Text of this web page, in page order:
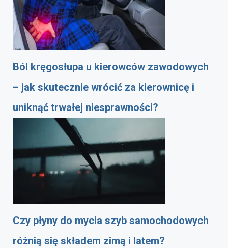
Ból kręgosłupa u kierowców zawodowych
– jak skutecznie wrócić za kierownicę i
uniknąć trwałej niesprawności?
Czy płyny do mycia szyb samochodowych
różnią się składem zimą i latem?